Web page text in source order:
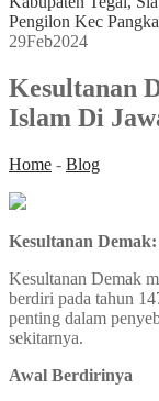
Pengilon Kec
29Feb2024
Kesultanan
Islam Di
Home - Blog
Kesultanan
Kesultanan Demak
berdiri pada tahun
penting dalam
sekitarnya.
Awal Berdirinya